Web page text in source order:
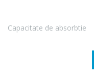
Capacitate de absorbtie
Stim cat de mult iti place
mai multe ori bucatarie